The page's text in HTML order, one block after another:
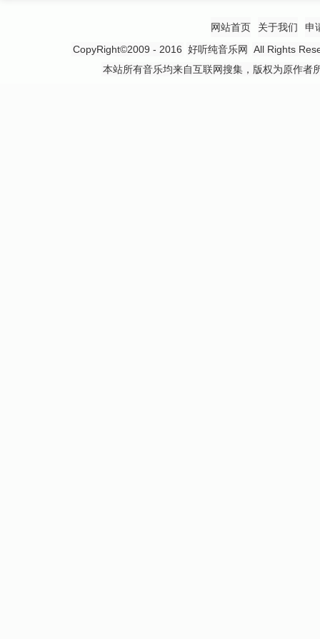
网站首页 关于我们
申
CopyRight©2009 - 2016 好听纯音乐网
All Rights
本站所有音乐均来自互联网搜集，版权为原作者